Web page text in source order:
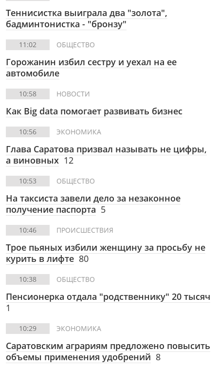
Теннисистка выиграла два "золота",
бадминтонистка - "бронзу"
11:02 ОБЩЕСТВО
Горожанин избил сестру и уехал на ее
автомобиле
10:58 НОВОСТИ
Как Big data помогает развивать бизнес
10:56 ЭКОНОМИКА
Глава Саратова призвал называть не цифры,
а виновных 12
10:53 ОБЩЕСТВО
На таксиста завели дело за незаконное
получение паспорта 5
10:46 ПРОИСШЕСТВИЯ
Трое пьяных избили женщину за просьбу не
курить в лифте 80
10:38 ОБЩЕСТВО
Пенсионерка отдала "родственнику" 20 тысяч
1
10:29 ЭКОНОМИКА
Саратовским аграриям предложено повысить
объемы применения удобрений 8